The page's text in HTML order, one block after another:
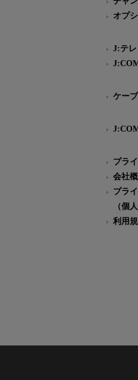
オプ
J:テレ
ケー
プラ
会社
プラ
（個
利用